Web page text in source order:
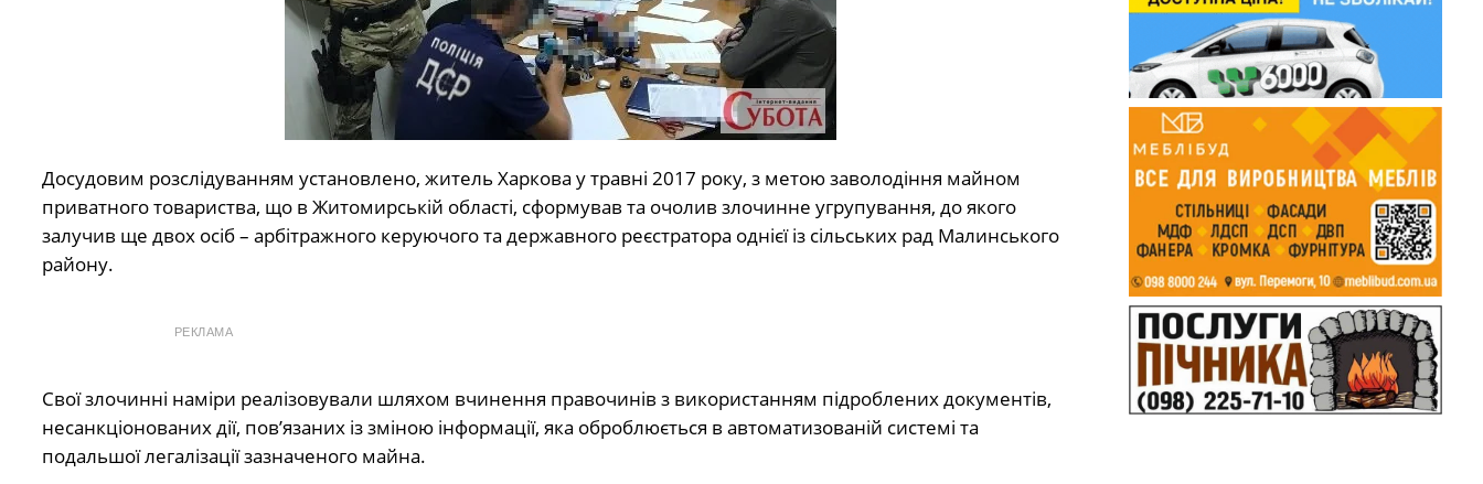
Досудовим розслідуванням установлено, житель Харкова у травні 2017 року, з метою заволодіння майном
приватного товариства, що в Житомирській області, сформував та очолив злочинне угрупування, до якого
залучив ще двох осіб – арбітражного керуючого та державного реєстратора однієї із сільських рад Малинського
району.
РЕКЛАМА
Свої злочинні наміри реалізовували шляхом вчинення правочинів з використанням підроблених документів,
несанкціонованих дії, пов’язаних із зміною інформації, яка оброблюється в автоматизованій системі та
подальшої легалізації зазначеного майна.